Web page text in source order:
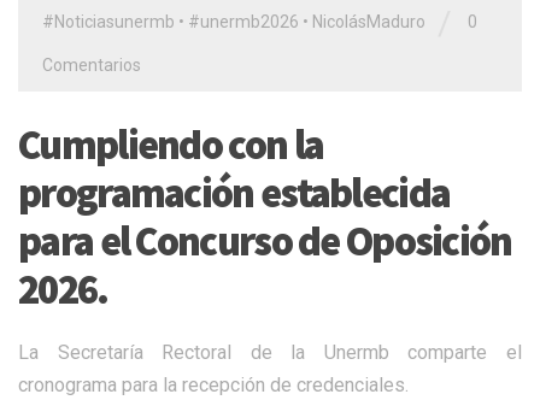
#Noticiasunermb • #unermb2026 • NicolásMaduro 0
Comentarios
Cumpliendo con la
programación establecida
para el Concurso de Oposición
2026.
La Secretaría Rectoral de la Unermb comparte el
cronograma para la recepción de credenciales.